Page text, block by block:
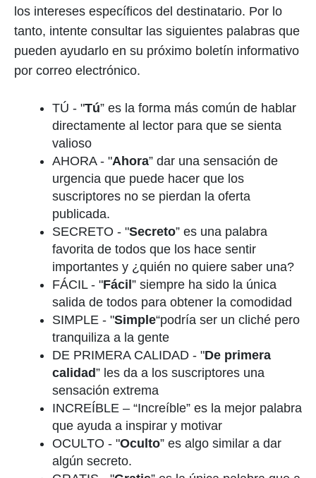
los intereses específicos del destinatario. Por lo
tanto, intente consultar las siguientes palabras que
pueden ayudarlo en su próximo boletín informativo
por correo electrónico.
TÚ - "Tú” es la forma más común de hablar
directamente al lector para que se sienta
valioso
AHORA - "Ahora” dar una sensación de
urgencia que puede hacer que los
suscriptores no se pierdan la oferta
publicada.
SECRETO - "Secreto” es una palabra
favorita de todos que los hace sentir
importantes y ¿quién no quiere saber una?
FÁCIL - "Fácil ” siempre ha sido la única
salida de todos para obtener la comodidad
SIMPLE - "Simple“podría ser un cliché pero
tranquiliza a la gente
DE PRIMERA CALIDAD - "De primera
calidad” les da a los suscriptores una
sensación extrema
INCREÍBLE – “Increíble” es la mejor palabra
que ayuda a inspirar y motivar
OCULTO - "Oculto” es algo similar a dar
algún secreto.